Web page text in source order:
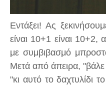
Eντάξει! Ας
είναι 10+1 είναι 10+2,
με συμβιβασμό
Μετά από άπειρα, "βάλε
"κι αυτό το δαχτυλίδι